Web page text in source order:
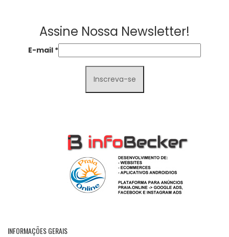
Assine Nossa Newsletter!
E-mail *
INFORMAÇÕES GERAIS